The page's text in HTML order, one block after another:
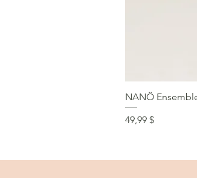
NANÖ
Prix
49,99 $